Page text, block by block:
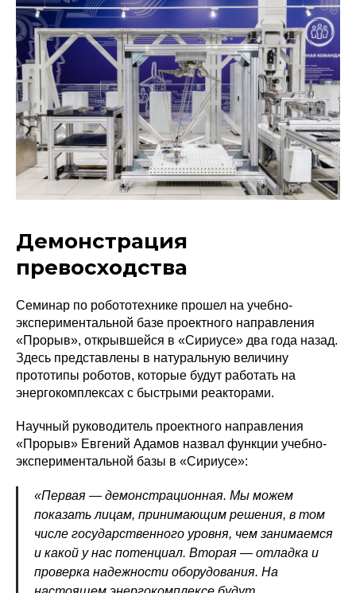
Демонстрация
превосходства
Семинар по робототехнике прошел на учебно-
экспериментальной базе проектного направления
«Прорыв», открывшейся в «Сириусе» два года назад.
Здесь представлены в натуральную величину
прототипы роботов, которые будут работать на
энергокомплексах с быстрыми реакторами.
Научный руководитель проектного направления
«Прорыв» Евгений Адамов назвал функции учебно-
экспериментальной базы в «Сириусе»:
«Первая — ​демонстрационная. Мы можем
показать лицам, принимающим решения, в том
числе государственного уровня, чем занимаемся
и какой у нас потенциал. Вторая — ​отладка и
проверка надежности оборудования. На